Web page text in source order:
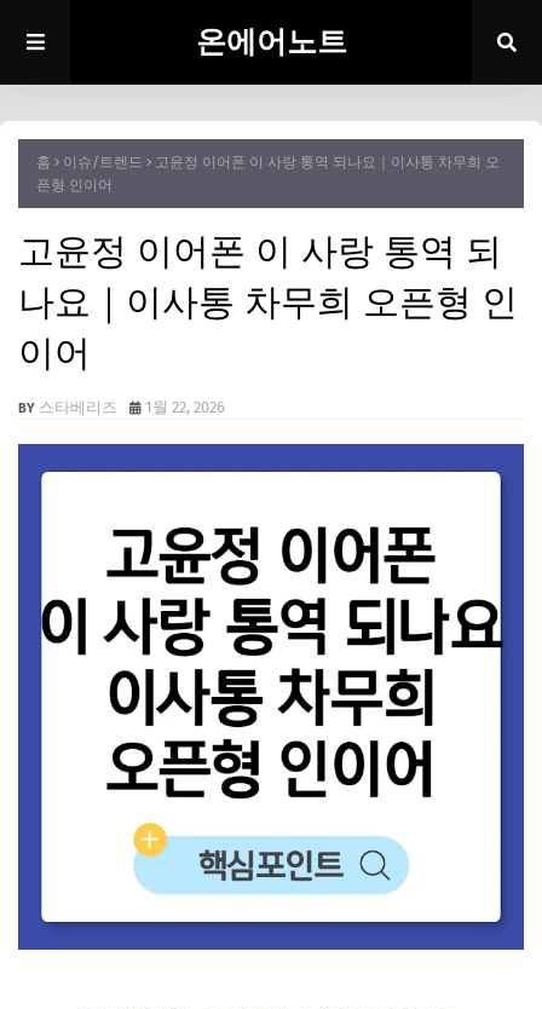
온에어노트
홈 이슈/트렌드
고윤정 이어폰 이 사랑 통역 되나요｜이사통 차무희 오
픈형 인이어
고윤정 이어폰 이 사랑 통역 되
나요｜이사통 차무희 오픈형 인
이어
스타베리즈 1월 22, 2026